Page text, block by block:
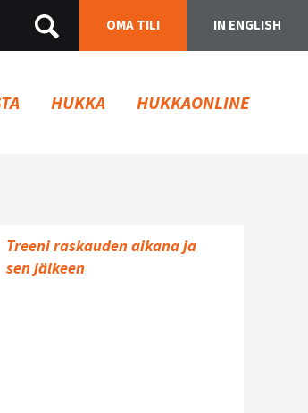
OMA TILI IN ENGLISH
HUKKA HUKKAONLINE
Treeni raskauden aikana ja
sen jälkeen